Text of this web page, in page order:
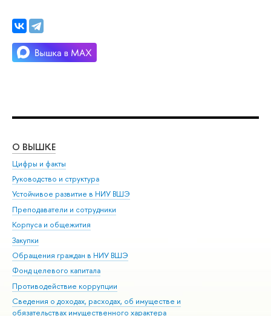
О ВЫШКЕ
Цифры и факты
Руководство и структура
Устойчивое развитие в НИУ ВШЭ
Преподаватели и сотрудники
Корпуса и общежития
Закупки
Обращения граждан в НИУ ВШЭ
Фонд целевого капитала
Противодействие коррупции
Сведения о доходах, расходах, об имуществе и
обязательствах имущественного характера